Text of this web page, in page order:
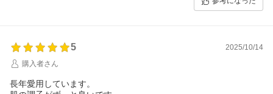
5
2025/10/14
購入者さん
長年愛用しています。